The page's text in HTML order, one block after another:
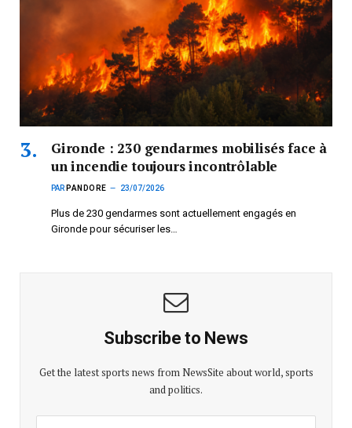
Gironde : 230 gendarmes mobilisés face à
un incendie toujours incontrôlable
PAR PANDORE 23/07/2026
Plus de 230 gendarmes sont actuellement engagés en
Gironde pour sécuriser les…
Subscribe to News
Get the latest sports news from NewsSite about world, sports
and politics.